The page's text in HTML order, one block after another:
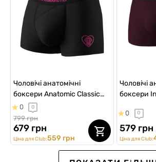
Чоловічі анатомічні
боксери Anatomic Classic
2.0, Color Series,
Кунімайстер
0 0
799 грн
679 грн
Ціна для Club:559 грн
Чоловічі
боксери
0 0
579 грн
Ціна для Club: